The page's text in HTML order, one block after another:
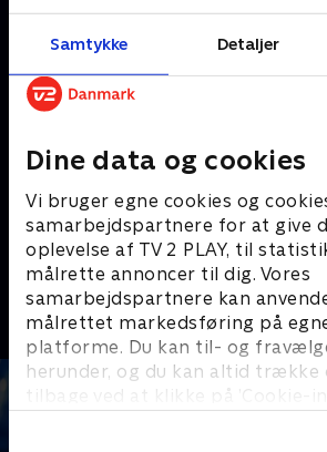
Samtykke Detaljer
Dine data og cookies
Vi bruger egne cookies og
samarbejdspartnere for at give
oplevelse af TV 2 PLAY, til
målrette annoncer til dig. Vores
samarbejdspartnere kan
målrettet markedsføring på
platforme. Du kan til- og
herunder, og du kan altid trække
tilbage ved at klikke på ’Cookie-
Andre så også
Værtens bedste brætspil
TV-Shows • 1 sæsoner